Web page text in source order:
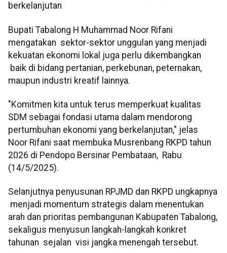
berkelanjutan
Bupati Tabalong H Muhammad Noor Rifani
mengatakan sektor-sektor unggulan yang menjadi
kekuatan ekonomi lokal juga perlu dikembangkan
baik di bidang pertanian, perkebunan, peternakan,
maupun industri kreatif lainnya.
"Komitmen kita untuk terus memperkuat kualitas
SDM sebagai fondasi utama dalam mendorong
pertumbuhan ekonomi yang berkelanjutan," jelas
Noor Rifani saat membuka Musrenbang RKPD tahun
2026 di Pendopo Bersinar Pembataan, Rabu
(14/5/2025).
Selanjutnya penyusunan RPJMD dan RKPD ungkapnya
menjadi momentum strategis dalam menentukan
arah dan prioritas pembangunan Kabupaten Tabalong,
sekaligus menyusun langkah-langkah konkret
tahunan sejalan visi jangka menengah tersebut.